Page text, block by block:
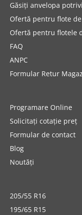
Găsiți anvelopa
Ofertă pentru flote
Ofertă pentru flotele
FAQ
ANPC
Formular Retur
Programare Online
Solicitați cotație preț
Formular de contact
Blog
Noutăți
205/55 R16
195/65 R15